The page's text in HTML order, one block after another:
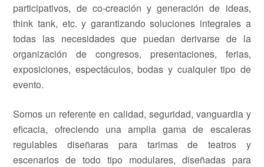
participativos, de co-creación y generación de ideas,
think tank, etc. y garantizando soluciones integrales a
todas las necesidades que puedan derivarse de la
organización de congresos, presentaciones, ferias,
exposiciones, espectáculos, bodas y cualquier tipo de
evento.
Somos un referente en calidad, seguridad, vanguardia y
eficacia, ofreciendo una amplia gama de escaleras
regulables diseñaras para tarimas de teatros y
escenarios de todo tipo modulares, diseñadas para